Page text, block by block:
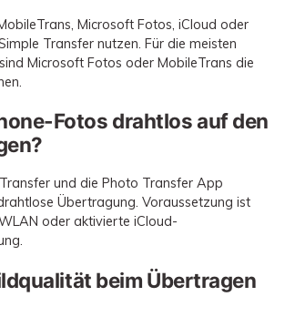
Microsoft Fotos, iCloud oder
Transfer nutzen. Für die meisten
Microsoft Fotos oder MobileTrans die
Fotos drahtlos auf den
Transfer und die Photo Transfer App
Übertragung. Voraussetzung ist
oder aktivierte iCloud-
beim Übertragen